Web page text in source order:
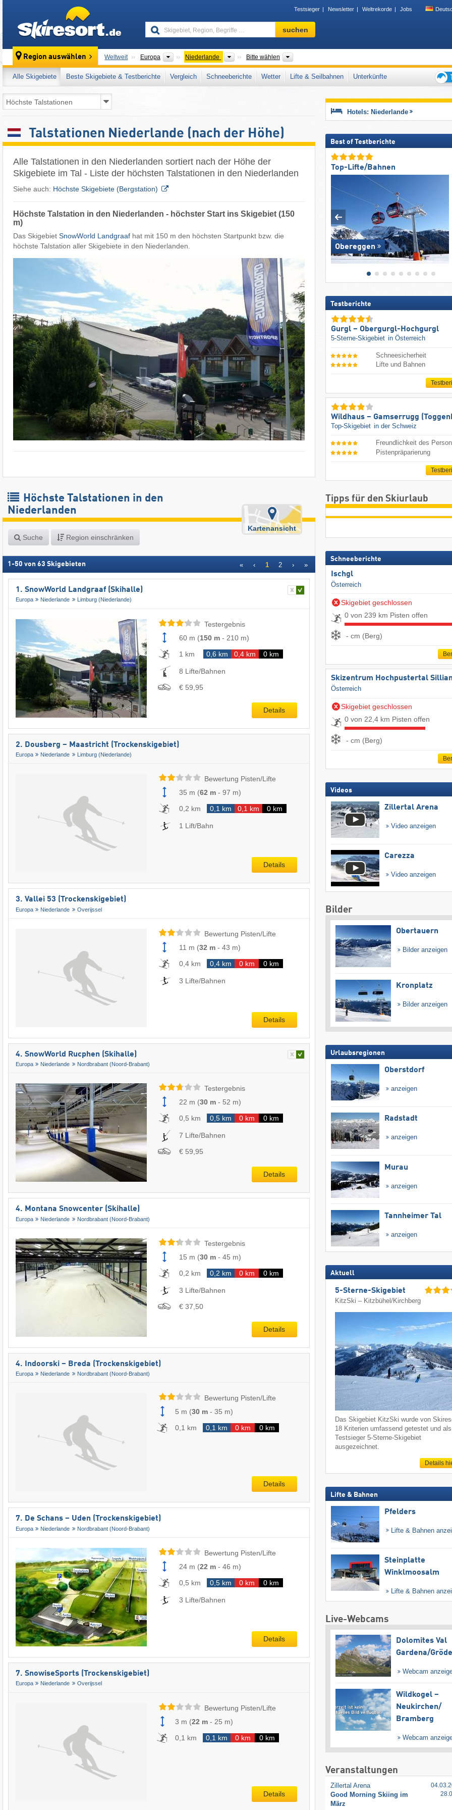
Testsieger Newsletter Weltrekorde Jobs
Skigebiet,
Region,
…
suchen
Region auswählen Weltweit Europa Kontinente
Niederlande LänderBitte wählen
Alle Skigebiete Beste Skigebiete & Testberichte Vergleich Schneeberichte Wetter Lifte & Seilbahnen
Unterkünfte
für
Talstationen Niederlande (nach der Höhe)
Alle Talstationen in den Niederlanden sortiert nach der Höhe der
Skigebiete im Tal - Liste der höchsten Talstationen in den Niederlanden
Siehe auch: Höchste Skigebiete (Bergstation)
Höchste Talstation in den Niederlanden - höchster Start ins Skigebiet (150
m)
Das Skigebiet SnowWorld Landgraaf hat mit 150 m den höchsten Startpunkt bzw. die
höchste Talstation aller Skigebiete in den Niederlanden.
Höchste Talstationen in den
Niederlanden
Suche Region einschränken
Kartenansicht
1 -50 von 63 Skigebieten « ‹ 1 2 › »
1. SnowWorld Landgraaf (Skihalle)
Europa Niederlande Limburg (Niederlande)
Testergebnis
60 m (150 m - 210 m)
1 km
0,6 km 0,4 km 0 km
8 Lifte/Bahnen
€ 59,95
Details
2. Dousberg – Maastricht (Trockenskigebiet)
Europa Niederlande Limburg (Niederlande)
Bewertung Pisten/Lifte
35 m (62 m - 97 m)
0,2 km
0,1 km 0,1 km 0 km
1 Lift/Bahn
Details
3. Vallei 53 (Trockenskigebiet)
Europa Niederlande Overijssel
Bewertung Pisten/Lifte
11 m (32 m - 43 m)
0,4 km
0,4 km 0 km 0 km
3 Lifte/Bahnen
Details
4. SnowWorld Rucphen (Skihalle)
Europa Niederlande Nordbrabant (Noord-Brabant)
Testergebnis
22 m (30 m - 52 m)
0,5 km
0,5 km 0 km 0 km
7 Lifte/Bahnen
€ 59,95
Details
4. Montana Snowcenter (Skihalle)
Europa Niederlande Nordbrabant (Noord-Brabant)
Testergebnis
15 m (30 m - 45 m)
0,2 km
0,2 km 0 km 0 km
3 Lifte/Bahnen
€ 37,50
Details
4. Indoorski – Breda (Trockenskigebiet)
Europa Niederlande Nordbrabant (Noord-Brabant)
Bewertung Pisten/Lifte
5 m (30 m - 35 m)
0,1 km
0,1 km 0 km 0 km
Details
7. De Schans – Uden (Trockenskigebiet)
Europa Niederlande Nordbrabant (Noord-Brabant)
Bewertung Pisten/Lifte
24 m (22 m - 46 m)
0,5 km
0,5 km 0 km 0 km
3 Lifte/Bahnen
Details
7. SnowiseSports (Trockenskigebiet)
Europa Niederlande Overijssel
Bewertung Pisten/Lifte
3 m (22 m - 25 m)
0,1 km
0,1 km 0 km 0 km
Details
Hotels: Niederlande
Best of Testberichte
Top-Lifte/Bahnen
Obereggen
Testberichte
Gurgl – Obergurgl-Hochgurgl
5-Sterne-Skigebiet in Österreich
Schneesicherheit
Lifte und Bahnen
Wildhaus – Gamserrugg
Top-Skigebiet in der Schweiz
Freundlichkeit des
Pistenpräparierung
Tipps für den Skiurlaub
Schneeberichte
Ischgl
Österreich
Skigebiet geschlossen
0 von 239 km Pisten offen
- cm (Berg)
Skizentrum Hochpustertal
Österreich
Skigebiet geschlossen
0 von 22,4 km Pisten offen
- cm (Berg)
Videos
Zillertal Arena
Video anzeigen
Carezza
Video anzeigen
Bilder
Obertauern
Bilder anzeigen
Kronplatz
Bilder anzeigen
Urlaubsregionen
Oberstdorf
anzeigen
Radstadt
anzeigen
Murau
anzeigen
Tannheimer Tal
anzeigen
Aktuell
5-Sterne-Skigebiet
KitzSki – Kitzbühel/​Kirchberg
Das Skigebiet KitzSki wurde von
18 Kriterien umfassend getestet und als
Testsieger 5-Sterne-Skigebiet
ausgezeichnet.
Details
Lifte & Bahnen
Pfelders
Lifte & Bahnen
Steinplatte
Winklmoosalm
Lifte & Bahnen
Live-Webcams
Dolomites Val
Gardena/​
Webcam
Wildkogel –
Neukirchen/​
Bramberg
Webcam
Veranstaltungen
Zillertal Arena
Good Morning Skiing im
März